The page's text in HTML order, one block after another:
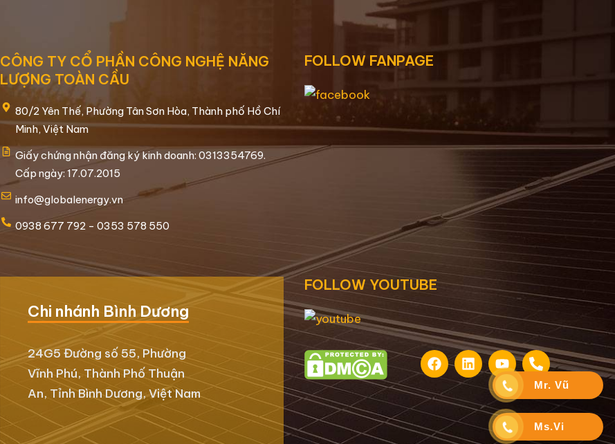
CÔNG TY CỔ PHẦN CÔNG NGHỆ NĂNG
LƯỢNG TOÀN CẦU
80/2 Yên Thế, Phường Tân Sơn Hòa, Thành phố Hồ Chí
Minh, Việt Nam
Giấy chứng nhận đăng ký kinh doanh: 0313354769.
Cấp ngày: 17.07.2015
info@globalenergy.vn
0938 677 792 - 0353 578 550
FOLLOW FANPAGE
Chi nhánh Bình Dương
24G5 Đường số 55, Phường
Vĩnh Phú, Thành Phố Thuận
An, Tỉnh Bình Dương, Việt Nam
FOLLOW YOUTUBE
Mr. Vũ
Ms.Vi